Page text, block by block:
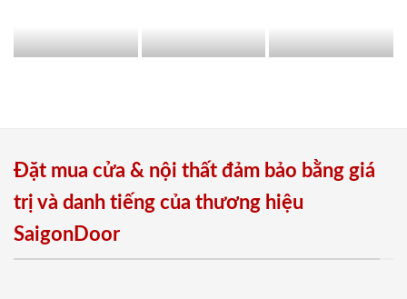
Đặt mua cửa & nội thất đảm bảo bằng giá
trị và danh tiếng của thương hiệu
SaigonDoor